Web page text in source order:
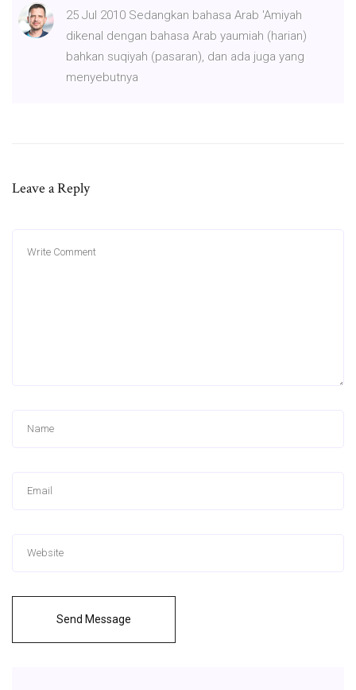
25 Jul 2010 Sedangkan bahasa Arab 'Amiyah
dikenal dengan bahasa Arab yaumiah (harian)
bahkan suqiyah (pasaran), dan ada juga yang
menyebutnya
Leave a Reply
Send Message